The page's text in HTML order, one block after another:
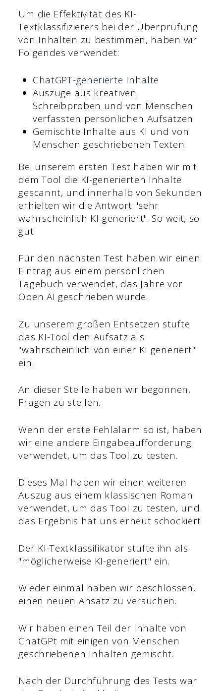
Um die Effektivität des KI-
Textklassifizierers bei der Überprüfung
von Inhalten zu bestimmen, haben wir
Folgendes verwendet:
ChatGPT-generierte Inhalte
Auszüge aus kreativen
Schreibproben und von Menschen
verfassten persönlichen Aufsätzen
Gemischte Inhalte aus KI und von
Menschen geschriebenen Texten.
Bei unserem ersten Test haben wir mit
dem Tool die KI-generierten Inhalte
gescannt, und innerhalb von Sekunden
erhielten wir die Antwort "sehr
wahrscheinlich KI-generiert". So weit, so
gut.
Für den nächsten Test haben wir einen
Eintrag aus einem persönlichen
Tagebuch verwendet, das Jahre vor
Open AI geschrieben wurde.
Zu unserem großen Entsetzen stufte
das KI-Tool den Aufsatz als
"wahrscheinlich von einer KI generiert"
ein.
An dieser Stelle haben wir begonnen,
Fragen zu stellen.
Wenn der erste Fehlalarm so ist, haben
wir eine andere Eingabeaufforderung
verwendet, um das Tool zu testen.
Dieses Mal haben wir einen weiteren
Auszug aus einem klassischen Roman
verwendet, um das Tool zu testen, und
das Ergebnis hat uns erneut schockiert.
Der KI-Textklassifikator stufte ihn als
"möglicherweise KI-generiert" ein.
Wieder einmal haben wir beschlossen,
einen neuen Ansatz zu versuchen.
Wir haben einen Teil der Inhalte von
ChatGPt mit einigen von Menschen
geschriebenen Inhalten gemischt.
Nach der Durchführung des Tests war